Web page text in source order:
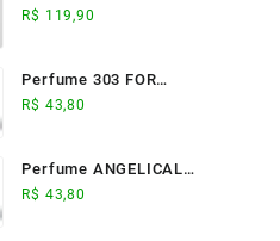
R$ 119,90
Perfume 303 FOR
WOMAN (17ml) -
R$ 43,80
Perfume ANGELICAL
(17ml) - Ozonteck
R$ 43,80